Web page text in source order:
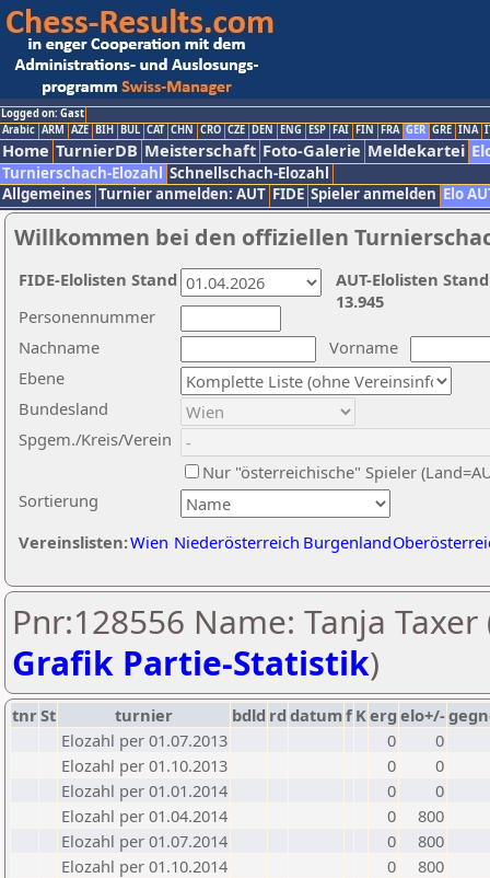
Logged on: Gast
Arabic ARM AZE BIH BUL CAT CHN CRO CZE DEN ENG ESP FAI FIN FRA GER GRE INA
Home TurnierDB Meisterschaft Foto-Galerie Meldekartei
Turnierschach-Elozahl Schnellschach-Elozahl
Allgemeines Turnier anmelden: AUT FIDE Spieler anmelden Elo
Willkommen bei den offiziellen
Nachname
Vorname
Ebene
Sortierung
Personennummer
Bundesland
Spgem./Kreis/Verein
Nur "österreichische" Spieler
Vereinslisten:Wien Niederösterreich Burgenland
AUT-Elolisten
13.945
FIDE-Elolisten Stand
Pnr:128556 Name: Tanja Taxer
Grafik Partie-Statistik)
tnrSt turnier bdld rd datumf Kerg elo+/-
Elozahl per 01.07.2013
0
0
Elozahl per 01.10.2013
0
0
Elozahl per 01.01.2014
0
0
Elozahl per 01.04.2014
0
800
Elozahl per 01.07.2014
0
800
Elozahl per 01.10.2014
0
800